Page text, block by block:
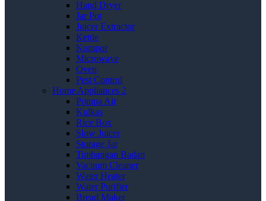
Hand Dryer
Jar Pot
Juicer Extractor
Kettle
Kompor
Microwave
Oven
Pest Control
Home Appliances 2
Pompa Air
Kulkas
Rice Box
Slow Juicer
Storage Jar
Timbangan Badan
Vacuum Cleaner
Water Heater
Water Purifier
Bread Maker